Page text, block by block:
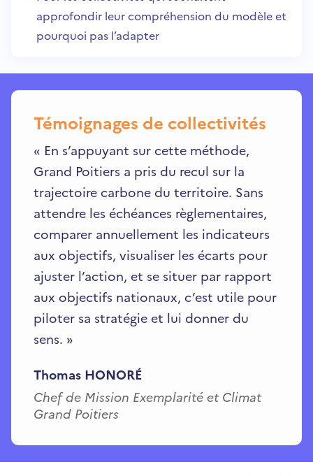
approfondir leur compréhension du modèle et
pourquoi pas l’adapter
Témoignages de collectivités
« En s’appuyant sur cette méthode,
Grand Poitiers a pris du recul sur la
trajectoire carbone du territoire. Sans
attendre les échéances règlementaires,
comparer annuellement les indicateurs
aux objectifs, visualiser les écarts pour
ajuster l’action, et se situer par rapport
aux objectifs nationaux, c’est utile pour
piloter sa stratégie et lui donner du
sens. »
Thomas HONORÉ
Chef de Mission Exemplarité et Climat
Grand Poitiers